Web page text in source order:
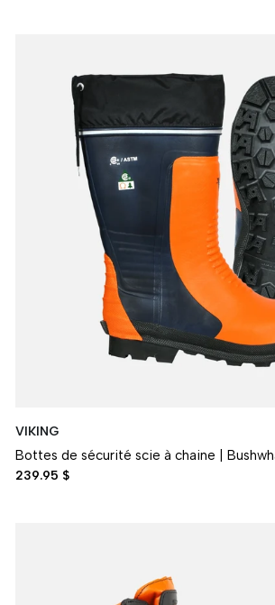
VIKING
Bottes de sécurité scie à chaine |
239.95 $